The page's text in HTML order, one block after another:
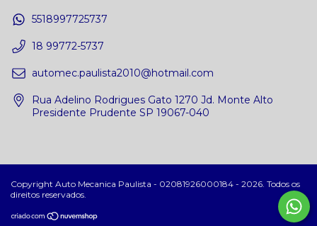
5518997725737
18 99772-5737
automec.paulista2010@hotmail.com
Rua Adelino Rodrigues Gato 1270 Jd. Monte Alto
Presidente Prudente SP 19067-040
Copyright Auto Mecanica Paulista - 02081926000184 - 2026. Todos os
direitos reservados.